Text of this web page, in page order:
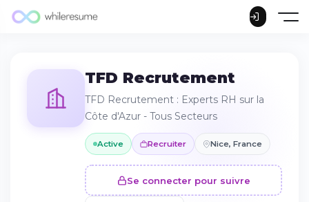
TFD Recrutement
TFD Recrutement : Experts RH sur la
Côte d'Azur - Tous Secteurs
Active Recruiter Nice, France
Se connecter pour suivre